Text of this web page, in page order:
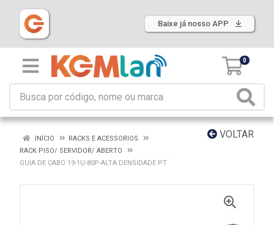
Baixe já nosso APP
0
VOLTAR
INÍCIO
RACKS E ACESSORIOS
RACK PISO/ SERVIDOR/ ABERTO
GUIA DE CABO 19-1U-80P-ALTA DENSIDADE PT